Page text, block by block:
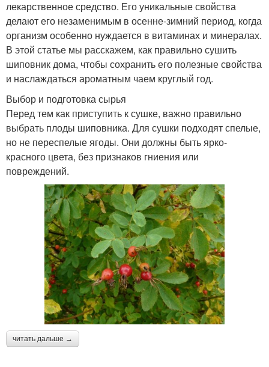
лекарственное средство. Его уникальные свойства
делают его незаменимым в осенне-зимний период, когда
организм особенно нуждается в витаминах и минералах.
В этой статье мы расскажем, как правильно сушить
шиповник дома, чтобы сохранить его полезные свойства
и наслаждаться ароматным чаем круглый год.
Выбор и подготовка сырья
Перед тем как приступить к сушке, важно правильно
выбрать плоды шиповника. Для сушки подходят спелые,
но не переспелые ягоды. Они должны быть ярко-
красного цвета, без признаков гниения или
повреждений.
читать дальше →